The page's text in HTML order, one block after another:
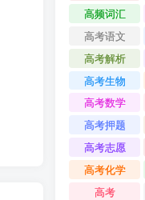
高频词汇
高考语文
高考解析
高考生物
高考数学
高考押题
高考志愿
高考化学
高考